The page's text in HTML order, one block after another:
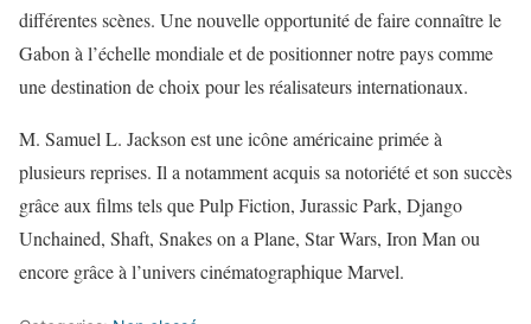
différentes scènes. Une nouvelle opportunité de faire connaître le
Gabon à l’échelle mondiale et de positionner notre pays comme
une destination de choix pour les réalisateurs internationaux.
M. Samuel L. Jackson est une icône américaine primée à
plusieurs reprises. Il a notamment acquis sa notoriété et son succès
grâce aux films tels que Pulp Fiction, Jurassic Park, Django
Unchained, Shaft, Snakes on a Plane, Star Wars, Iron Man ou
encore grâce à l’univers cinématographique Marvel.